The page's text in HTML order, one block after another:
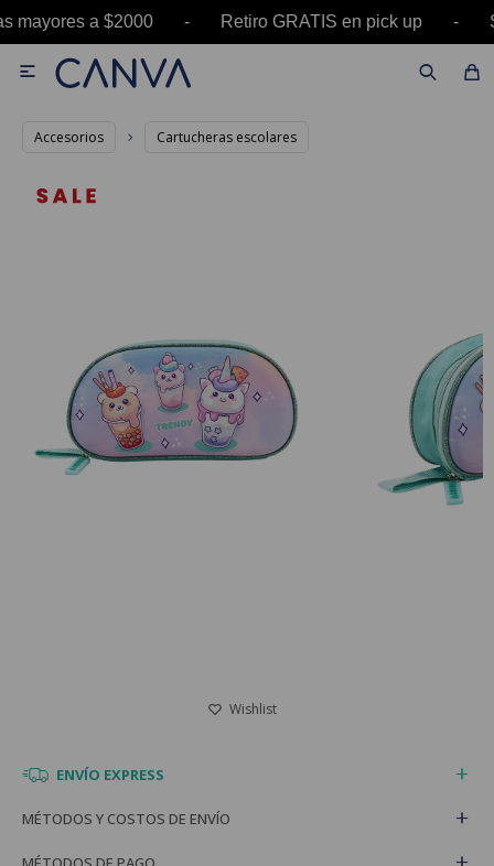
mayores a $2000 - Retiro GRATIS en pick up

Accesorios Cartucheras escolares
ENVÍO EXPRESS
MÉTODOS Y COSTOS DE ENVÍO